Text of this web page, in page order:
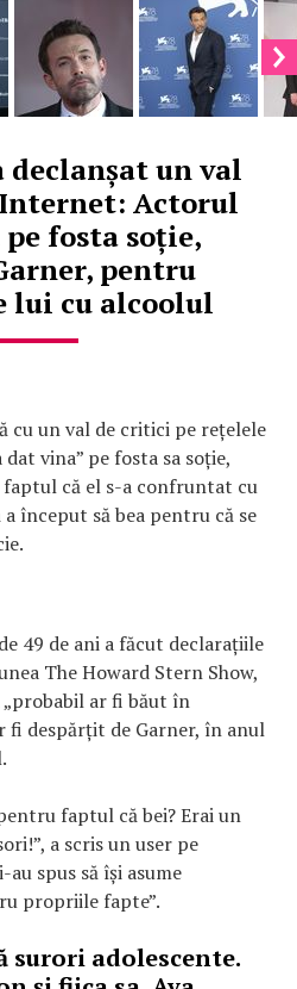
declanșat un val
Actorul
fosta soție,
pentru
lui cu alcoolul
cu un val de critici pe rețelele
dat vina” pe fosta sa soție,
că el s-a confruntat cu
început să bea pentru că se
49 de ani a făcut declarațiile
The Howard Stern Show,
„probabil ar fi băut în
fi despărțit de Garner, în anul
faptul că bei? Erai un
a scris un user pe
spus să își asume
propriile fapte”.
surori adolescente.